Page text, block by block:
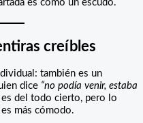
es como un escudo.
creíbles
también es un
dice “no podía venir, estaba
es del todo cierto, pero lo
más cómodo.